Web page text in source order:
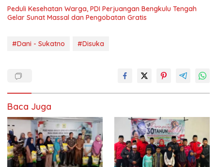
Peduli Kesehatan Warga, PDI Perjuangan Bengkulu Tengah
Gelar Sunat Massal dan Pengobatan Gratis
#Dani - Sukatno #Disuka
Baca Juga